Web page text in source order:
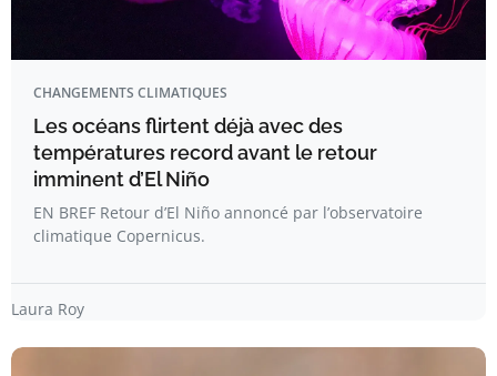
CHANGEMENTS CLIMATIQUES
Les océans flirtent déjà avec des
températures record avant le retour
imminent d’El Niño
EN BREF Retour d’El Niño annoncé par l’observatoire
climatique Copernicus.
Laura Roy